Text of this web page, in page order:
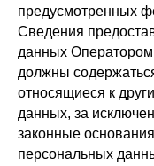
предусмотренных
Сведения
данных
должны
относящиеся к
данных, за
законные
персональных